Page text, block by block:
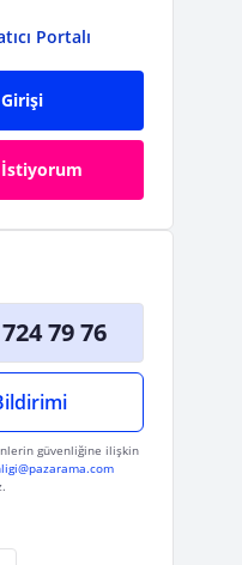
Portalı
Girişi
İstiyorum
79 76
güvenliğine ilişkin